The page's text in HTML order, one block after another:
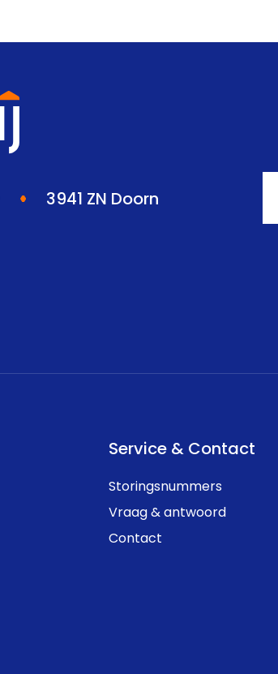
3941 ZN Doorn
Service & Contact
Storingsnummers
Vraag & antwoord
Contact